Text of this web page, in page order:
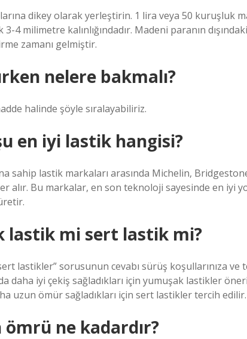
dikey olarak yerleştirin. 1 lira veya 50 kuruşluk
3-4 milimetre kalınlığındadır. Madeni paranın
zamanı gelmiştir.
nelere bakmalı?
halinde şöyle sıralayabiliriz.
en iyi lastik hangisi?
sahip lastik markaları arasında Michelin,
alır. Bu markalar, en son teknoloji sayesinde en iyi
lastik mi sert lastik mi?
lastikler” sorusunun cevabı sürüş koşullarınıza ve
daha iyi çekiş sağladıkları için yumuşak lastikler
uzun ömür sağladıkları için sert lastikler tercih edilir.
ne kadardır?